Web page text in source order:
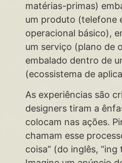
matérias-primas)
um produto (telefone
operacional básico),
um serviço (plano de
embalado dentro de
(ecossistema de
As experiências são
designers tiram a
colocam nas ações.
chamam esse
coisa” (do inglês, “ing